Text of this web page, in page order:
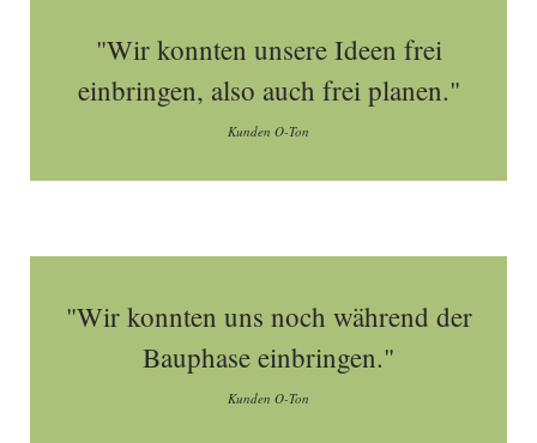
"Wir konnten unsere Ideen frei
einbringen, also auch frei planen."
Kunden O-Ton
"Wir konnten uns noch während der
Bauphase einbringen."
Kunden O-Ton